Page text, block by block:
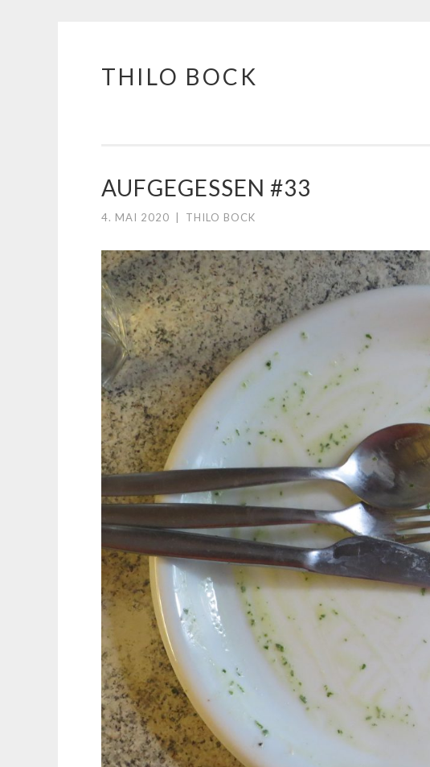
Springe
THILO BOCK
AUFGEGESSEN #33
4. MAI 2020 THILO BOCK